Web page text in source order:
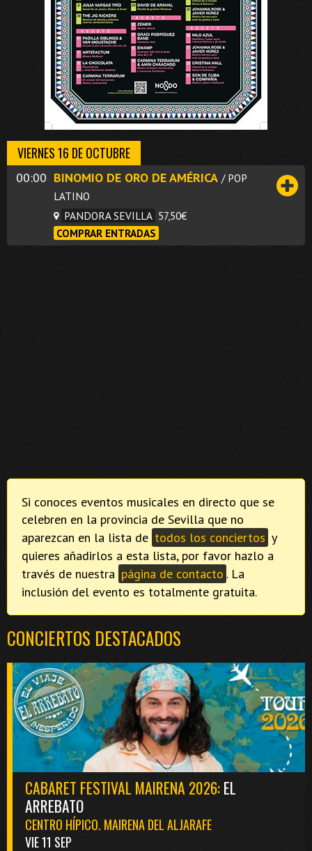
VIERNES 16 DE OCTUBRE
00:00 BINOMIO DE ORO DE AMÉRICA / POP
LATINO
PANDORA SEVILLA 57,50€
COMPRAR ENTRADAS
Si conoces eventos musicales en directo que se
celebren en la provincia de Sevilla que no
aparezcan en la lista de todos los conciertos y
quieres añadirlos a esta lista, por favor hazlo a
través de nuestra página de contacto . La
inclusión del evento es totalmente gratuita.
CONCIERTOS DESTACADOS
CABARET FESTIVAL MAIRENA 2026:EL
ARREBATO
CENTRO HÍPICO. MAIRENA DEL ALJARAFE
VIE 11 SEP